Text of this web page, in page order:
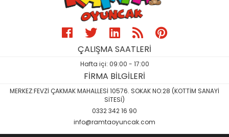
ÇALIŞMA SAATLERİ
Hafta içi: 09:00 - 17:00
FİRMA BİLGİLERİ
MERKEZ:FEVZİ ÇAKMAK MAHALLESİ 10576. SOKAK NO:28 (KOTTİM SANAYİ
SİTESİ)
0332 342 16 90
info@ramtaoyuncak.com